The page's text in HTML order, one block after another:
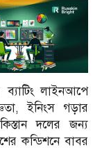
ব্যাটিং লাইনআপে
ইনিংস গড়ার
দলের জন্য
কন্ডিশনে বাবর